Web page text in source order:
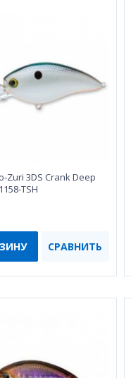
Zuri 3DS Crank Deep
TSH
СРАВНИТЬ